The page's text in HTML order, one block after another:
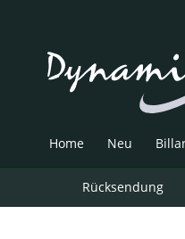
Home Neu
Rücksendung